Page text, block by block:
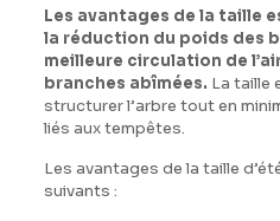
Les avantages de la taille
la réduction du poids des
meilleure circulation de
branches abîmées. La taille
structurer l’arbre tout en
liés aux tempêtes.
Les avantages de la taille
suivants :